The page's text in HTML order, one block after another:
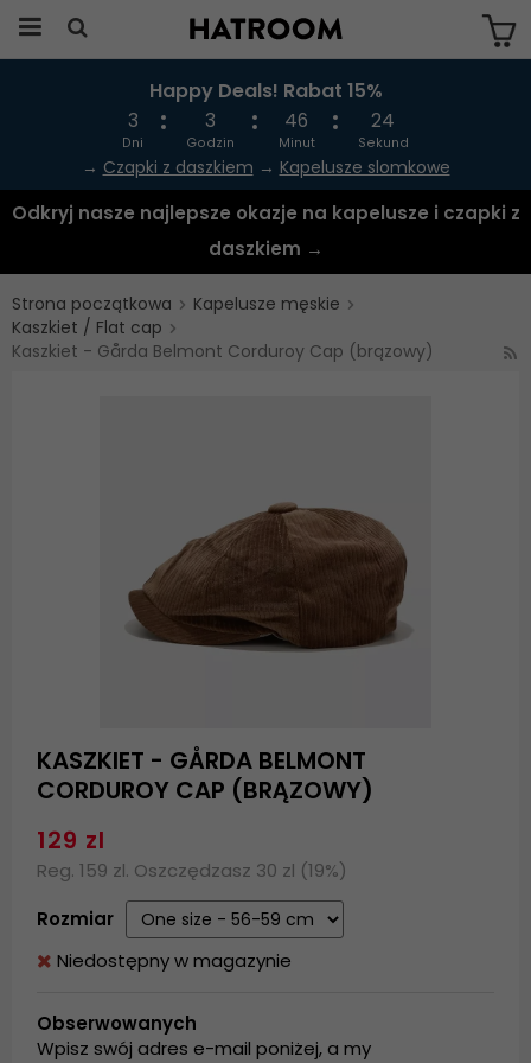
Produkten har blivit tillagd i varukorgen
Happy Deals! Rabat 15%
3
Dni
3
Godzin
46
Minut
24
Sekund
→ Czapki z daszkiem → Kapelusze slomkowe
Odkryj nasze najlepsze okazje na kapelusze i czapki z
daszkiem →
Strona początkowa
Kapelusze męskie
Kaszkiet / Flat cap
Kaszkiet - Gårda Belmont Corduroy Cap (brązowy)
KASZKIET - GÅRDA BELMONT
CORDUROY CAP (BRĄZOWY)
129 zl
Reg. 159 zl. Oszczędzasz 30 zl (19%)
Rozmiar
Niedostępny w magazynie
Obserwowanych
Wpisz swój adres e-mail poniżej, a my